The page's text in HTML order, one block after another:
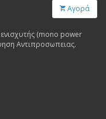
Αγορά
ενισχυτής (mono power
Αντιπροσωπειας.